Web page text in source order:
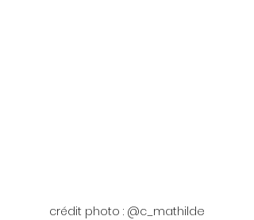
crédit photo : @c_mathilde